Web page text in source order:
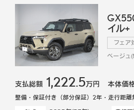
イル+
フェア
ベージュ
支払総額 1,222.5万円 本体価
整備・保証付き（部分保証）2年・走行距離